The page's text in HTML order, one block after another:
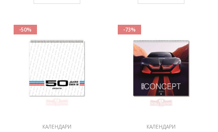
-50%
КАЛЕНДАРИ
-73%
КАЛЕНДАРИ